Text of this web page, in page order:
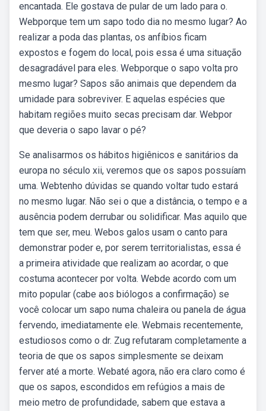
encantada. Ele gostava de pular de um lado para o.
Webporque tem um sapo todo dia no mesmo lugar? Ao
realizar a poda das plantas, os anfíbios ficam
expostos e fogem do local, pois essa é uma situação
desagradável para eles. Webporque o sapo volta pro
mesmo lugar? Sapos são animais que dependem da
umidade para sobreviver. E aquelas espécies que
habitam regiões muito secas precisam dar. Webpor
que deveria o sapo lavar o pé?
Se analisarmos os hábitos higiênicos e sanitários da
europa no século xii, veremos que os sapos possuíam
uma. Webtenho dúvidas se quando voltar tudo estará
no mesmo lugar. Não sei o que a distância, o tempo e a
ausência podem derrubar ou solidificar. Mas aquilo que
tem que ser, meu. Webos galos usam o canto para
demonstrar poder e, por serem territorialistas, essa é
a primeira atividade que realizam ao acordar, o que
costuma acontecer por volta. Webde acordo com um
mito popular (cabe aos biólogos a confirmação) se
você colocar um sapo numa chaleira ou panela de água
fervendo, imediatamente ele. Webmais recentemente,
estudiosos como o dr. Zug refutaram completamente a
teoria de que os sapos simplesmente se deixam
ferver até a morte. Webaté agora, não era claro como é
que os sapos, escondidos em refúgios a mais de
meio metro de profundidade, sabem que estava a